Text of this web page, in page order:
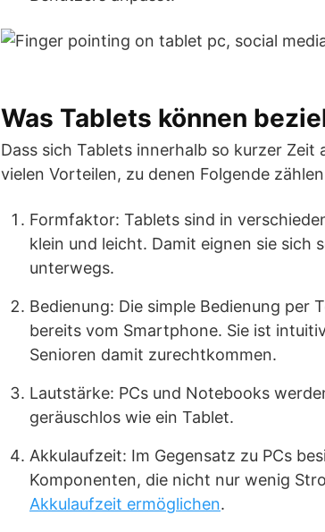
Was Tablets können
Dass sich Tablets innerhalb so kurzer
vielen Vorteilen, zu denen Folgende
Formfaktor: Tablets sind in
klein und leicht. Damit eignen sie sich
unterwegs.
Bedienung: Die simple Bedienung per
bereits vom Smartphone. Sie ist
Senioren damit zurechtkommen.
Lautstärke: PCs und Notebooks
geräuschlos wie ein Tablet.
Akkulaufzeit: Im Gegensatz zu PCs
Komponenten, die nicht nur wenig
Akkulaufzeit ermöglichen.